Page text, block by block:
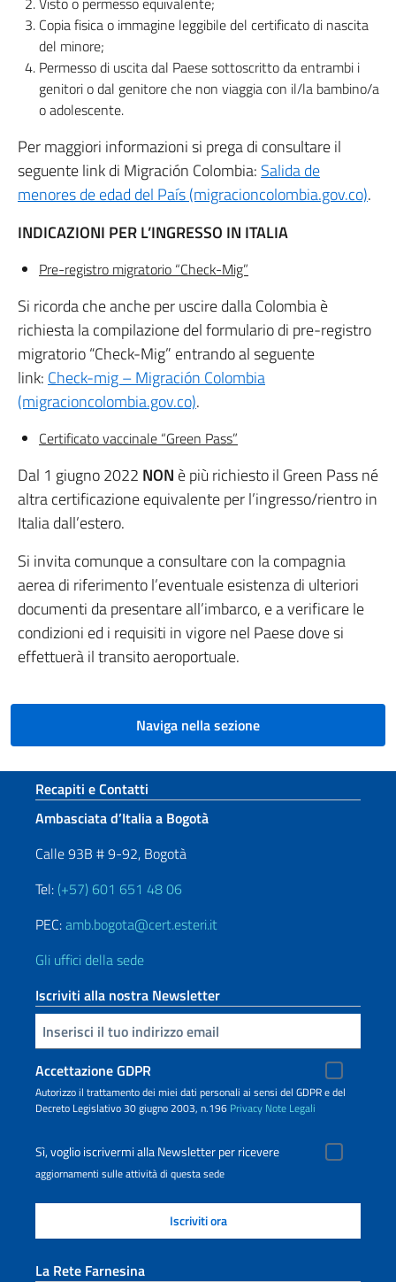
Copia fisica o immagine leggibile del certificato di nascita
del minore;
Permesso di uscita dal Paese sottoscritto da entrambi i
genitori o dal genitore che non viaggia con il/la bambino/a
o adolescente.
Per maggiori informazioni si prega di consultare il
seguente link di Migración Colombia: Salida de
menores de edad del País (migracioncolombia.gov.co).
INDICAZIONI PER L’INGRESSO IN ITALIA
Pre-registro migratorio “Check-Mig”
Si ricorda che anche per uscire dalla Colombia è
richiesta la compilazione del formulario di pre-registro
migratorio “Check-Mig” entrando al seguente
link: Check-mig – Migración Colombia
(migracioncolombia.gov.co).
Certificato vaccinale “Green Pass”
Dal 1 giugno 2022 NON è più richiesto il Green Pass né
altra certificazione equivalente per l’ingresso/rientro in
Italia dall’estero.
Si invita comunque a consultare con la compagnia
aerea di riferimento l’eventuale esistenza di ulteriori
documenti da presentare all’imbarco, e a verificare le
condizioni ed i requisiti in vigore nel Paese dove si
effettuerà il transito aeroportuale.
Naviga nella sezione
Sezione footer
Recapiti e Contatti
Ambasciata d’Italia a Bogotà
Calle 93B # 9-92, Bogotà
Tel: (+57) 601 651 48 06
PEC:amb.bogota@cert.esteri.it
Gli uffici della sede
Iscriviti alla nostra Newsletter
Inserisci la tua email
Accettazione GDPR
Autorizzo il trattamento dei miei dati personali ai sensi del GDPR e del
Decreto Legislativo 30 giugno 2003, n.196 Privacy Note Legali
Sì, voglio iscrivermi alla Newsletter per ricevere
aggiornamenti sulle attività di questa sede
La Rete Farnesina